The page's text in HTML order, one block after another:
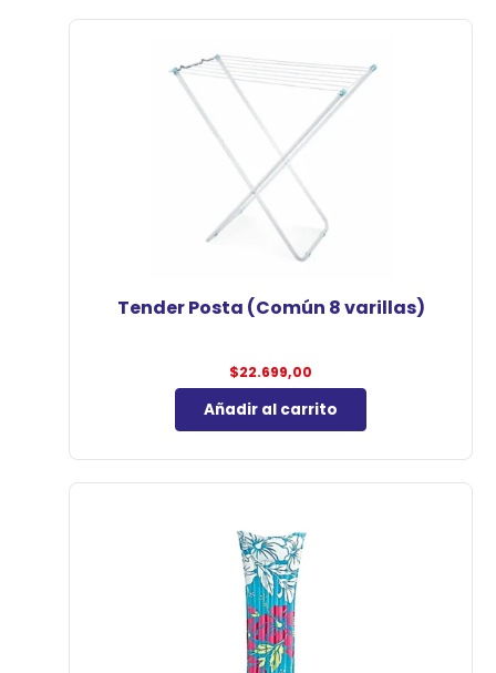
Tender Posta (Común 8 varillas)
$22.699,00
Añadir al carrito